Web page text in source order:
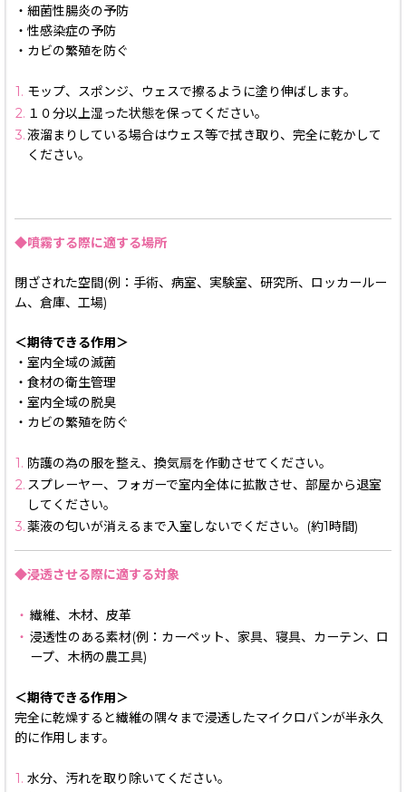
・細菌性腸炎の予防
・性感染症の予防
・カビの繁殖を防ぐ
1. モップ、スポンジ、ウェスで擦るように塗り伸ばします。
2. １０分以上湿った状態を保ってください。
3.液溜まりしている場合はウェス等で拭き取り、完全に乾かして
ください。
◆噴霧する際に適する場所
閉ざされた空間(例：手術、病室、実験室、研究所、ロッカールー
ム、倉庫、工場)
＜期待できる作用＞
・室内全域の滅菌
・食材の衛生管理
・室内全域の脱臭
・カビの繁殖を防ぐ
1. 防護の為の服を整え、換気扇を作動させてください。
2. スプレーヤー、フォガーで室内全体に拡散させ、部屋から退室
してください。
3.薬液の匂いが消えるまで入室しないでください。(約1時間)
◆浸透させる際に適する対象
・ 繊維、木材、皮革
・ 浸透性のある素材(例：カーペット、家具、寝具、カーテン、ロ
ープ、木柄の農工具)
＜期待できる作用＞
完全に乾燥すると繊維の隅々まで浸透したマイクロバンが半永久
的に作用します。
1. 水分、汚れを取り除いてください。